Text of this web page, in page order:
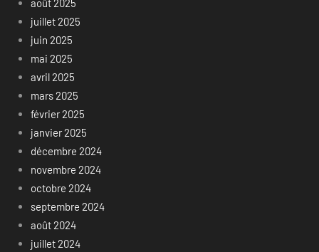
août 2025
juillet 2025
juin 2025
mai 2025
avril 2025
mars 2025
février 2025
janvier 2025
décembre 2024
novembre 2024
octobre 2024
septembre 2024
août 2024
juillet 2024